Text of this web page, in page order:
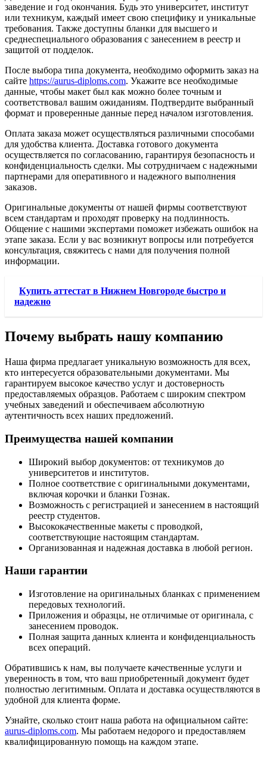
заведение и год окончания. Будь это университет, институт
или техникум, каждый имеет свою специфику и уникальные
требования. Также доступны бланки для высшего и
среднеспециального образования с занесением в реестр и
защитой от подделок.
После выбора типа документа, необходимо оформить заказ на
сайте https://aurus-diploms.com. Укажите все необходимые
данные, чтобы макет был как можно более точным и
соответствовал вашим ожиданиям. Подтвердите выбранный
формат и проверенные данные перед началом изготовления.
Оплата заказа может осуществляться различными способами
для удобства клиента. Доставка готового документа
осуществляется по согласованию, гарантируя безопасность и
конфиденциальность сделки. Мы сотрудничаем с надежными
партнерами для оперативного и надежного выполнения
заказов.
Оригинальные документы от нашей фирмы соответствуют
всем стандартам и проходят проверку на подлинность.
Общение с нашими экспертами поможет избежать ошибок на
этапе заказа. Если у вас возникнут вопросы или потребуется
консультация, свяжитесь с нами для получения полной
информации.
Купить аттестат в Нижнем Новгороде быстро и
надежно
Почему выбрать нашу компанию
Наша фирма предлагает уникальную возможность для всех,
кто интересуется образовательными документами. Мы
гарантируем высокое качество услуг и достоверность
предоставляемых образцов. Работаем с широким спектром
учебных заведений и обеспечиваем абсолютную
аутентичность всех наших предложений.
Преимущества нашей компании
Широкий выбор документов: от техникумов до
университетов и институтов.
Полное соответствие с оригинальными документами,
включая корочки и бланки Гознак.
Возможность с регистрацией и занесением в настоящий
реестр студентов.
Высококачественные макеты с проводкой,
соответствующие настоящим стандартам.
Организованная и надежная доставка в любой регион.
Наши гарантии
Изготовление на оригинальных бланках с применением
передовых технологий.
Приложения и образцы, не отличимые от оригинала, с
занесением проводок.
Полная защита данных клиента и конфиденциальность
всех операций.
Обратившись к нам, вы получаете качественные услуги и
уверенность в том, что ваш приобретенный документ будет
полностью легитимным. Оплата и доставка осуществляются в
удобной для клиента форме.
Узнайте, сколько стоит наша работа на официальном сайте:
aurus-diploms.com. Мы работаем недорого и предоставляем
квалифицированную помощь на каждом этапе.